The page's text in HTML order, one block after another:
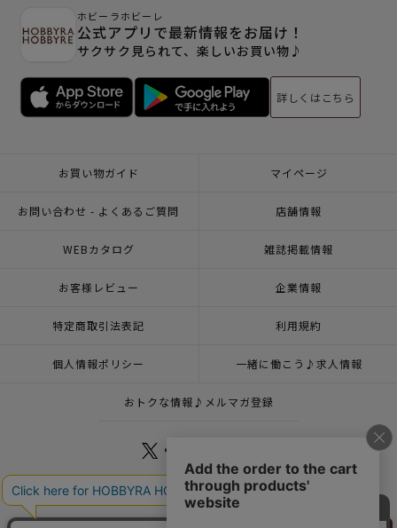
ホビーラホビーレ
公式アプリで最新情報をお届け！
サクサク見られて、楽しいお買い物♪
詳しくはこちら
お買い物ガイド マイページ
お問い合わせ - よくあるご質問 店舗情報
WEBカタログ 雑誌掲載情報
お客様レビュー 企業情報
特定商取引法表記 利用規約
個人情報ポリシー 一緒に働こう♪求人情報
おトクな情報♪メルマガ登録
© 2026 HOBBYRA HOBBYRE CORPORATION ALL Rights Reserved